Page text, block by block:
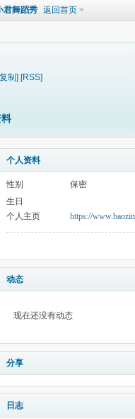
君舞蹈秀 返回首页
制] [RSS]
个人资料
性别
保密
生日
个人主页
https://
动态
现在还没有动态
分享
日志